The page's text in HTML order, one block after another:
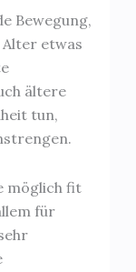
Bewegung,
Alter etwas
ältere
tun,
möglich fit
für